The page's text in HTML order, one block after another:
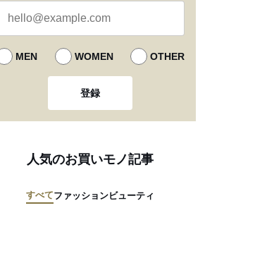
MEN WOMEN OTHER
登録
人気のお買いモノ記事
すべてファッションビューティ